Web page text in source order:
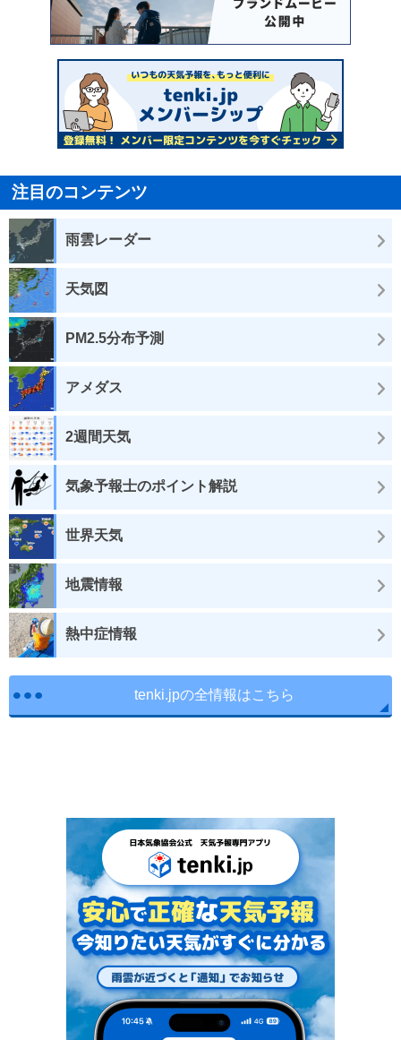
注目のコンテンツ
雨雲レーダー
天気図
PM2.5分布予測
アメダス
2週間天気
気象予報士のポイント解説
世界天気
地震情報
熱中症情報
tenki.jpの全情報はこちら